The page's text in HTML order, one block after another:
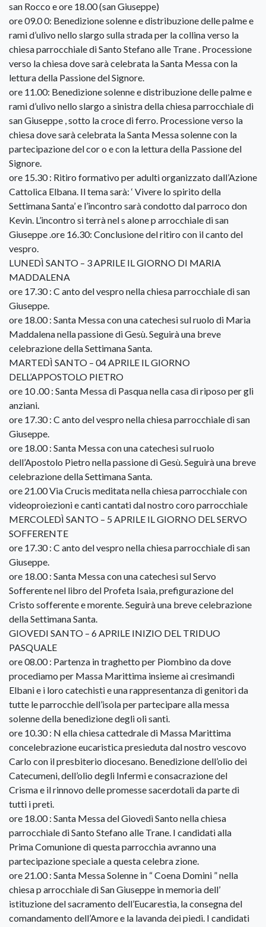
san Rocco e ore 18.00 (san Giuseppe)
ore 09.0 0: Benedizione solenne e distribuzione delle palme e
rami d’ulivo nello slargo sulla strada per la collina verso la
chiesa parrocchiale di Santo Stefano alle Trane . Processione
verso la chiesa dove sarà celebrata la Santa Messa con la
lettura della Passione del Signore.
ore 11.00: Benedizione solenne e distribuzione delle palme e
rami d’ulivo nello slargo a sinistra della chiesa parrocchiale di
san Giuseppe , sotto la croce di ferro. Processione verso la
chiesa dove sarà celebrata la Santa Messa solenne con la
partecipazione del cor o e con la lettura della Passione del
Signore.
ore 15.30 : Ritiro formativo per adulti organizzato dall’Azione
Cattolica Elbana. Il tema sarà: ‘ Vivere lo spirito della
Settimana Santa’ e l’incontro sarà condotto dal parroco don
Kevin. L’incontro si terrà nel s alone p arrocchiale di san
Giuseppe .ore 16.30: Conclusione del ritiro con il canto del
vespro.
LUNEDÌ SANTO – 3 APRILE IL GIORNO DI MARIA
MADDALENA
ore 17.30 : C anto del vespro nella chiesa parrocchiale di san
Giuseppe.
ore 18.00 : Santa Messa con una catechesi sul ruolo di Maria
Maddalena nella passione di Gesù. Seguirà una breve
celebrazione della Settimana Santa.
MARTEDÌ SANTO – 04 APRILE IL GIORNO
DELL’APPOSTOLO PIETRO
ore 10 .00 : Santa Messa di Pasqua nella casa di riposo per gli
anziani.
ore 17.30 : C anto del vespro nella chiesa parrocchiale di san
Giuseppe.
ore 18.00 : Santa Messa con una catechesi sul ruolo
dell’Apostolo Pietro nella passione di Gesù. Seguirà una breve
celebrazione della Settimana Santa.
ore 21.00 Via Crucis meditata nella chiesa parrocchiale con
videoproiezioni e canti cantati dal nostro coro parrocchiale
MERCOLEDÌ SANTO – 5 APRILE IL GIORNO DEL SERVO
SOFFERENTE
ore 17.30 : C anto del vespro nella chiesa parrocchiale di san
Giuseppe.
ore 18.00 : Santa Messa con una catechesi sul Servo
Sofferente nel libro del Profeta Isaia, prefigurazione del
Cristo sofferente e morente. Seguirà una breve celebrazione
della Settimana Santa. ​
GIOVEDI SANTO – 6 APRILE INIZIO DEL TRIDUO
PASQUALE
ore 08.00 : Partenza in traghetto per Piombino da dove
procediamo per Massa Marittima insieme ai cresimandi
Elbani e i loro catechisti e una rappresentanza di genitori da
tutte le parrocchie dell’isola per partecipare alla messa
solenne della benedizione degli oli santi.
ore 10.30 : N ella chiesa cattedrale di Massa Marittima
concelebrazione eucaristica presieduta dal nostro vescovo
Carlo con il presbiterio diocesano. Benedizione dell’olio dei
Catecumeni, dell’olio degli Infermi e consacrazione del
Crisma e il rinnovo delle promesse sacerdotali da parte di
tutti i preti.
ore 18.00 : Santa Messa del Giovedì Santo nella chiesa
parrocchiale di Santo Stefano alle Trane. I candidati alla
Prima Comunione di questa parrocchia avranno una
partecipazione speciale a questa celebra zione.
ore 21.00 : Santa Messa Solenne in “ Coena Domini ” nella
chiesa p arrocchiale di San Giuseppe in memoria dell’
istituzione del sacramento dell’Eucarestia, la consegna del
comandamento dell’Amore e la lavanda dei piedi. I candidati